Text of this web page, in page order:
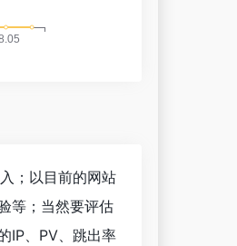
；以目前的网站
等；当然要评估
IP、PV、跳出率